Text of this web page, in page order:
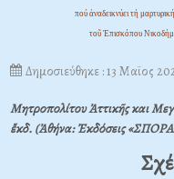
πού ἀναδεικνύει τή
τοῦ Ἐπισκόπου
Δημοσιεύθηκε : 13 Μαϊος
Μητροπολίτου Ἀττικῆς και
ἔκδ. (Ἀθήνα: Ἐκδόσεις